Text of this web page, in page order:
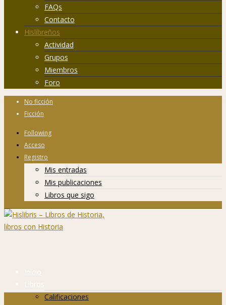
FAQs
Contacto
Hislibreños
Actividad
Grupos
Miembros
Foro
No ficción
Ficción
Following
Acceso
Registro
Mis entradas
Mis publicaciones
Libros que sigo
Inicio
Libros
Calificaciones